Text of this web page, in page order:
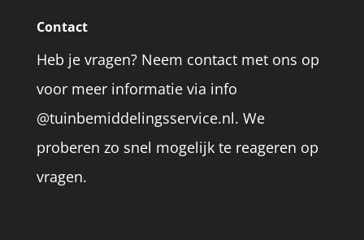
Contact
Heb je vragen? Neem contact met ons op
voor meer informatie via info
@tuinbemiddelingsservice.nl. We
proberen zo snel mogelijk te reageren op
vragen.